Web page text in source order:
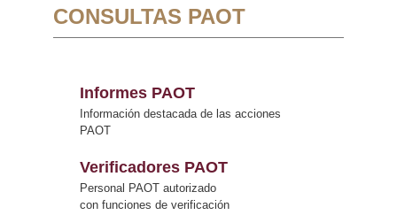
CONSULTAS PAOT
Informes PAOT
Información destacada de las acciones
PAOT
Verificadores PAOT
Personal PAOT autorizado
con funciones de verificación